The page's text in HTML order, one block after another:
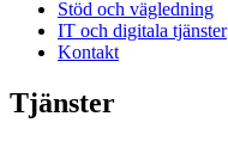
Stöd och vägledning
IT och digitala tjänster
Kontakt
Tjänster